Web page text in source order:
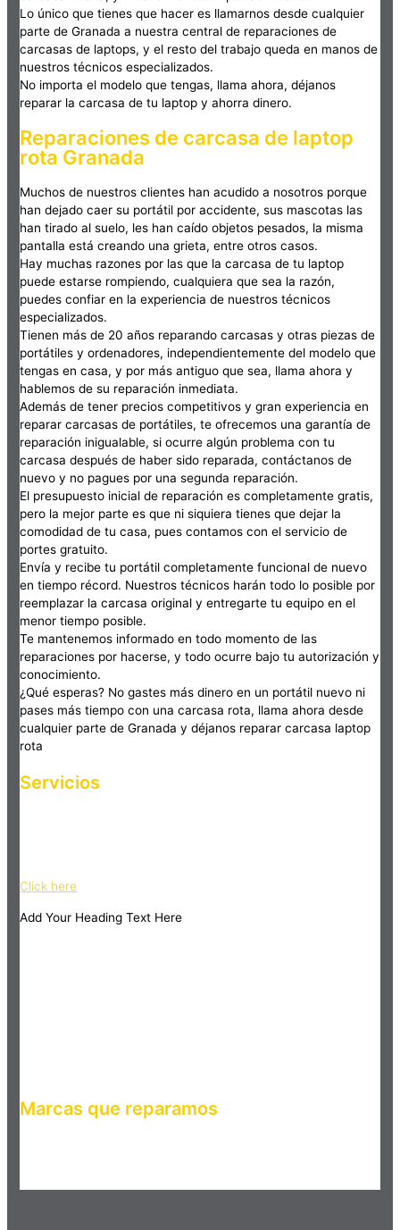
Lo único que tienes que hacer es llamarnos desde cualquier
parte de Granada a nuestra central de reparaciones de
carcasas de laptops, y el resto del trabajo queda en manos de
nuestros técnicos especializados.
No importa el modelo que tengas, llama ahora, déjanos
reparar la carcasa de tu laptop y ahorra dinero.
Reparaciones de carcasa de laptop
rota Granada
Muchos de nuestros clientes han acudido a nosotros porque
han dejado caer su portátil por accidente, sus mascotas las
han tirado al suelo, les han caído objetos pesados, la misma
pantalla está creando una grieta, entre otros casos.
Hay muchas razones por las que la carcasa de tu laptop
puede estarse rompiendo, cualquiera que sea la razón,
puedes confiar en la experiencia de nuestros técnicos
especializados.
Tienen más de 20 años reparando carcasas y otras piezas de
portátiles y ordenadores, independientemente del modelo que
tengas en casa, y por más antiguo que sea, llama ahora y
hablemos de su reparación inmediata.
Además de tener precios competitivos y gran experiencia en
reparar carcasas de portátiles, te ofrecemos una garantía de
reparación inigualable, si ocurre algún problema con tu
carcasa después de haber sido reparada, contáctanos de
nuevo y no pagues por una segunda reparación.
El presupuesto inicial de reparación es completamente gratis,
pero la mejor parte es que ni siquiera tienes que dejar la
comodidad de tu casa, pues contamos con el servicio de
portes gratuito.
Envía y recibe tu portátil completamente funcional de nuevo
en tiempo récord. Nuestros técnicos harán todo lo posible por
reemplazar la carcasa original y entregarte tu equipo en el
menor tiempo posible.
Te mantenemos informado en todo momento de las
reparaciones por hacerse, y todo ocurre bajo tu autorización y
conocimiento.
¿Qué esperas? No gastes más dinero en un portátil nuevo ni
pases más tiempo con una carcasa rota, llama ahora desde
cualquier parte de Granada y déjanos reparar carcasa laptop
rota
Servicios
Click here
Add Your Heading Text Here
Marcas que reparamos